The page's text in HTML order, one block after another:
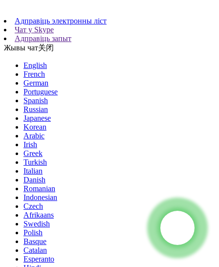
Адправіць электронны ліст
Чат у Skype
Адправіць запыт
Жывы чат关闭
English
French
German
Portuguese
Spanish
Russian
Japanese
Korean
Arabic
Irish
Greek
Turkish
Italian
Danish
Romanian
Indonesian
Czech
Afrikaans
Swedish
Polish
Basque
Catalan
Esperanto